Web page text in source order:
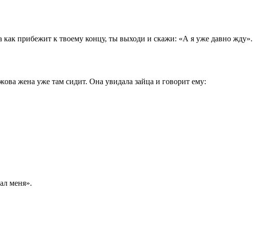
как прибежит к твоему концу, ты выходи и скажи: «А я уже давно жду».
жена уже там сидит. Она увидала зайца и говорит ему:
меня».